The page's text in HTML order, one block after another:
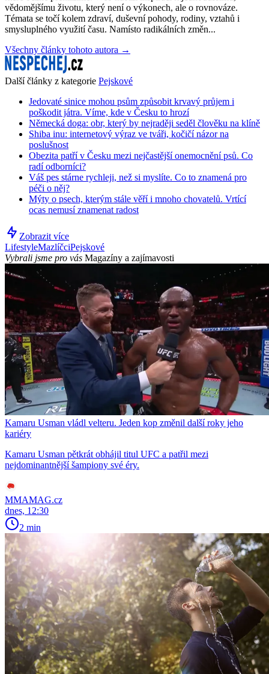
vědomějšímu životu, který není o výkonech, ale o rovnováze.
Témata se točí kolem zdraví, duševní pohody, rodiny, vztahů i
smysluplného využití času. Namísto radikálních změn...
Všechny články tohoto autora →
Další články z kategorie Pejskové
Jedovaté sinice mohou psům způsobit krvavý průjem i
poškodit játra. Víme, kde v Česku to hrozí
Německá doga: obr, který by nejraději seděl člověku na klíně
Shiba inu: internetový výraz ve tváři, kočičí názor na
poslušnost
Obezita patří v Česku mezi nejčastější onemocnění psů. Co
radí odborníci?
Váš pes stárne rychleji, než si myslíte. Co to znamená pro
péči o něj?
Mýty o psech, kterým stále věří i mnoho chovatelů. Vrtící
ocas nemusí znamenat radost
Zobrazit více
LifestyleMazlíčciPejskové
Vybrali jsme pro vás Magazíny a zajímavosti
Kamaru Usman vládl velteru. Jeden kop změnil další roky jeho
kariéry
Kamaru Usman pětkrát obhájil titul UFC a patřil mezi
nejdominantnější šampiony své éry.
MMAMAG.cz
dnes, 12:30
2 min